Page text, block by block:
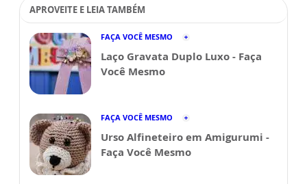
APROVEITE E LEIA TAMBÉM
FAÇA VOCÊ MESMO
Laço Gravata Duplo Luxo - Faça
Você Mesmo
FAÇA VOCÊ MESMO
Urso Alfineteiro em Amigurumi -
Faça Você Mesmo